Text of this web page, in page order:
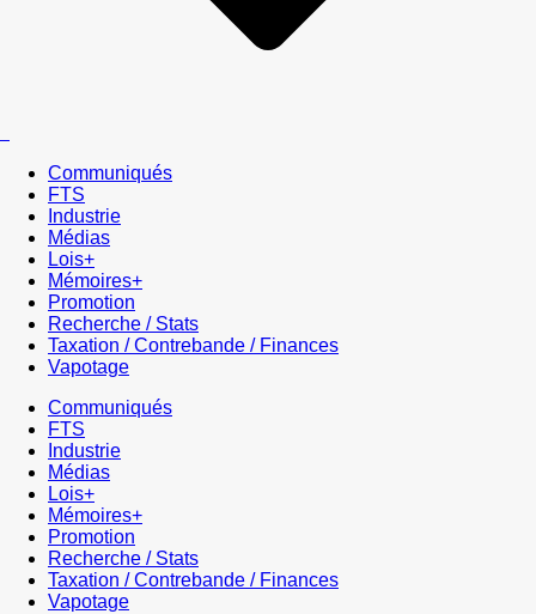
Communiqués
FTS
Industrie
Médias
Lois+
Mémoires+
Promotion
Recherche / Stats
Taxation / Contrebande / Finances
Vapotage
Communiqués
FTS
Industrie
Médias
Lois+
Mémoires+
Promotion
Recherche / Stats
Taxation / Contrebande / Finances
Vapotage